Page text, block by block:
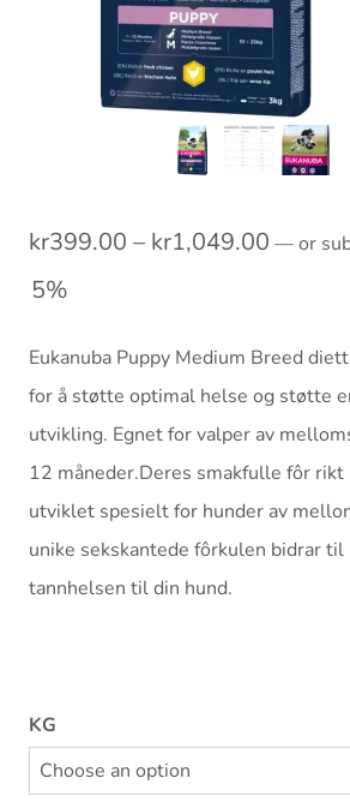
kr399.00 – kr1,049.00 —or
5%
Eukanuba Puppy Medium Breed
for å støtte optimal helse og støtte
utvikling. Egnet for valper av
12 måneder.Deres smakfulle fôr
utviklet spesielt for hunder av
unike sekskantede fôrkulen bidrar til
tannhelsen til din hund.
KG